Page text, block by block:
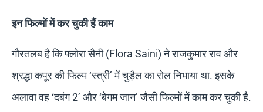
इन फिल्मों में कर चुकी हैं काम
गौरतलब है कि फ्लोरा सैनी (Flora Saini) ने राजकुमार राव और
श्रद्धा कपूर की फिल्म ‘स्त्री’ में चुड़ैल का रोल निभाया था. इसके
अलावा वह ‘दबंग 2’ और ‘बेगम जान’ जैसी फिल्मों में काम कर चुकी है.